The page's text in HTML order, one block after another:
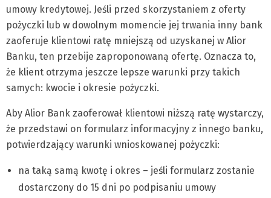
umowy kredytowej. Jeśli przed skorzystaniem z oferty
pożyczki lub w dowolnym momencie jej trwania inny bank
zaoferuje klientowi ratę mniejszą od uzyskanej w Alior
Banku, ten przebije zaproponowaną ofertę. Oznacza to,
że klient otrzyma jeszcze lepsze warunki przy takich
samych: kwocie i okresie pożyczki.
Aby Alior Bank zaoferował klientowi niższą ratę wystarczy,
że przedstawi on formularz informacyjny z innego banku,
potwierdzający warunki wnioskowanej pożyczki:
na taką samą kwotę i okres – jeśli formularz zostanie
dostarczony do 15 dni po podpisaniu umowy